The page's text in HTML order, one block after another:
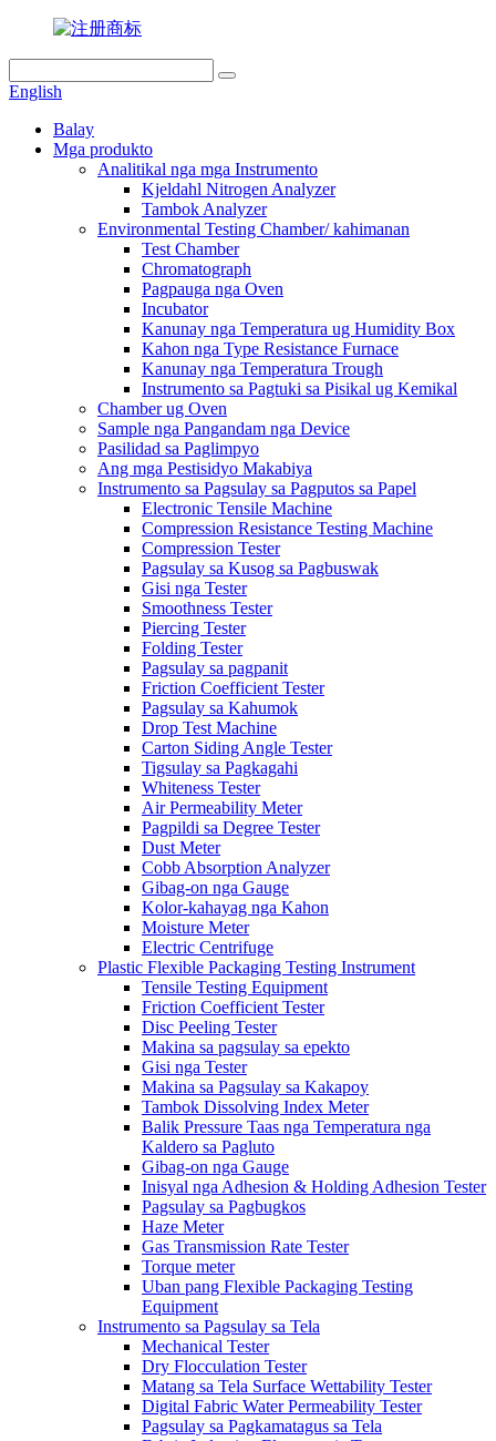
English
Balay
Mga produkto
Analitikal nga mga Instrumento
Kjeldahl Nitrogen Analyzer
Tambok Analyzer
Environmental Testing Chamber/ kahimanan
Test Chamber
Chromatograph
Pagpauga nga Oven
Incubator
Kanunay nga Temperatura ug Humidity Box
Kahon nga Type Resistance Furnace
Kanunay nga Temperatura Trough
Instrumento sa Pagtuki sa Pisikal ug Kemikal
Chamber ug Oven
Sample nga Pangandam nga Device
Pasilidad sa Paglimpyo
Ang mga Pestisidyo Makabiya
Instrumento sa Pagsulay sa Pagputos sa Papel
Electronic Tensile Machine
Compression Resistance Testing Machine
Compression Tester
Pagsulay sa Kusog sa Pagbuswak
Gisi nga Tester
Smoothness Tester
Piercing Tester
Folding Tester
Pagsulay sa pagpanit
Friction Coefficient Tester
Pagsulay sa Kahumok
Drop Test Machine
Carton Siding Angle Tester
Tigsulay sa Pagkagahi
Whiteness Tester
Air Permeability Meter
Pagpildi sa Degree Tester
Dust Meter
Cobb Absorption Analyzer
Gibag-on nga Gauge
Kolor-kahayag nga Kahon
Moisture Meter
Electric Centrifuge
Plastic Flexible Packaging Testing Instrument
Tensile Testing Equipment
Friction Coefficient Tester
Disc Peeling Tester
Makina sa pagsulay sa epekto
Gisi nga Tester
Makina sa Pagsulay sa Kakapoy
Tambok Dissolving Index Meter
Balik Pressure Taas nga Temperatura nga
Kaldero sa Pagluto
Gibag-on nga Gauge
Inisyal nga Adhesion & Holding Adhesion Tester
Pagsulay sa Pagbugkos
Haze Meter
Gas Transmission Rate Tester
Torque meter
Uban pang Flexible Packaging Testing
Equipment
Instrumento sa Pagsulay sa Tela
Mechanical Tester
Dry Flocculation Tester
Matang sa Tela Surface Wettability Tester
Digital Fabric Water Permeability Tester
Pagsulay sa Pagkamatagus sa Tela